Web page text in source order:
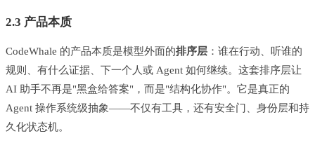
2.3 产品本质
CodeWhale 的产品本质是模型外面的排序层 ：谁在行动、听谁的
规则、有什么证据、下一个人或 Agent 如何继续。这套排序层让
AI 助手不再是"黑盒给答案"，而是"结构化协作"。它是真正的
Agent 操作系统级抽象——不仅有工具，还有安全门、身份层和持
久化状态机。